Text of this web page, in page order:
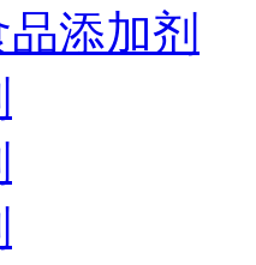
添加剂